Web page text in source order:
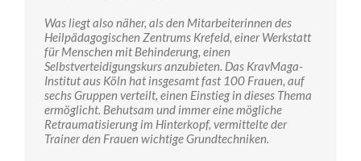
Was liegt also näher, als den Mitarbeiterinnen des
Heilpädagogischen Zentrums Krefeld, einer Werkstatt
für Menschen mit Behinderung, einen
Selbstverteidigungskurs anzubieten. Das KravMaga-
Institut aus Köln hat insgesamt fast 100 Frauen, auf
sechs Gruppen verteilt, einen Einstieg in dieses Thema
ermöglicht. Behutsam und immer eine mögliche
Retraumatisierung im Hinterkopf, vermittelte der
Trainer den Frauen wichtige Grundtechniken.